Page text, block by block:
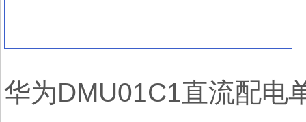
华为DMU01C1直流配电